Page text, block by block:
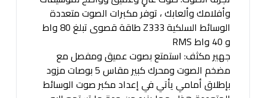
وأفلامك وألعابك ، توفر مكبرات الصوت متعددة
الوسائط السلكية Z333 طاقة قصوى تبلغ 80 واط
و 40 واط RMS
جهير مكثف: استمتع بصوت عميق ومفصل مع
مضخم الصوت ومحرك كبير مقاس 5 بوصات مزود
بإطلاق أمامي يأتي في إعداد مكبر صوت الوسائط